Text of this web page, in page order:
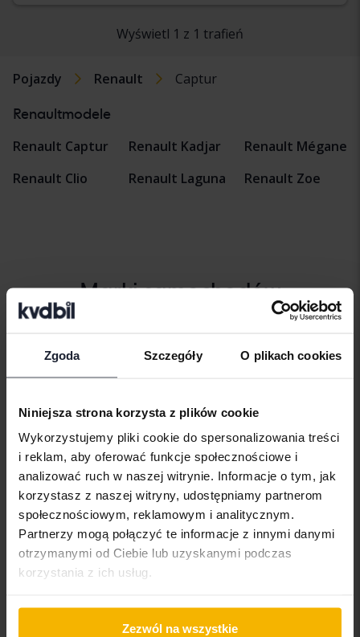
Zgoda Szczegóły O plikach cookies
Niniejsza strona korzysta z plików cookie
Wykorzystujemy pliki cookie do spersonalizowania treści
i reklam, aby oferować funkcje społecznościowe i
analizować ruch w naszej witrynie. Informacje o tym, jak
korzystasz z naszej witryny, udostępniamy partnerom
społecznościowym, reklamowym i analitycznym.
Partnerzy mogą połączyć te informacje z innymi danymi
otrzymanymi od Ciebie lub uzyskanymi podczas
korzystania z ich usług.
Zezwól na wszystkie
Wyświetl 1 z 1 trafień
Pojazdy Renault Captur
Renaultmodele
Renault Captur
Renault Clio
Renault Kadjar
Renault Laguna
Renault Mégane
Renault Zoe
Marki samochodów
BMW
BYD
Cadillac
Chevrolet
Chrysler
KIA
Land Rover
Lexus
Lynk&Co
Mercedes
Rolls-Royce
Saab
SEAT
Skoda